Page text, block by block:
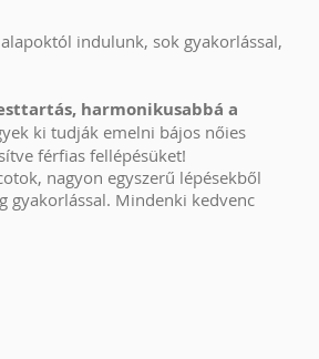
indulunk, sok gyakorlással,
harmonikusabbá a
ki tudják emelni bájos nőies
férfias fellépésüket!
nagyon egyszerű lépésekből
gyakorlással. Mindenki kedvenc